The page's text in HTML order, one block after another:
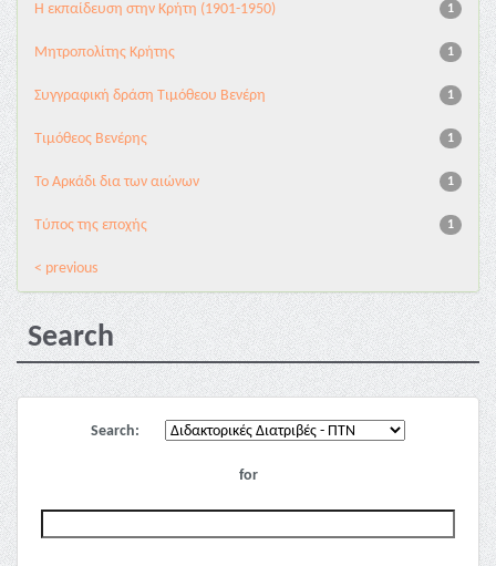
1
Η εκπαίδευση στην Κρήτη (1901-1950)
1
Μητροπολίτης Κρήτης
1
Συγγραφική δράση Τιμόθεου Βενέρη
1
Τιμόθεος Βενέρης
1
Το Αρκάδι δια των αιώνων
1
Τύπος της εποχής
< previous
Search
Search:
for